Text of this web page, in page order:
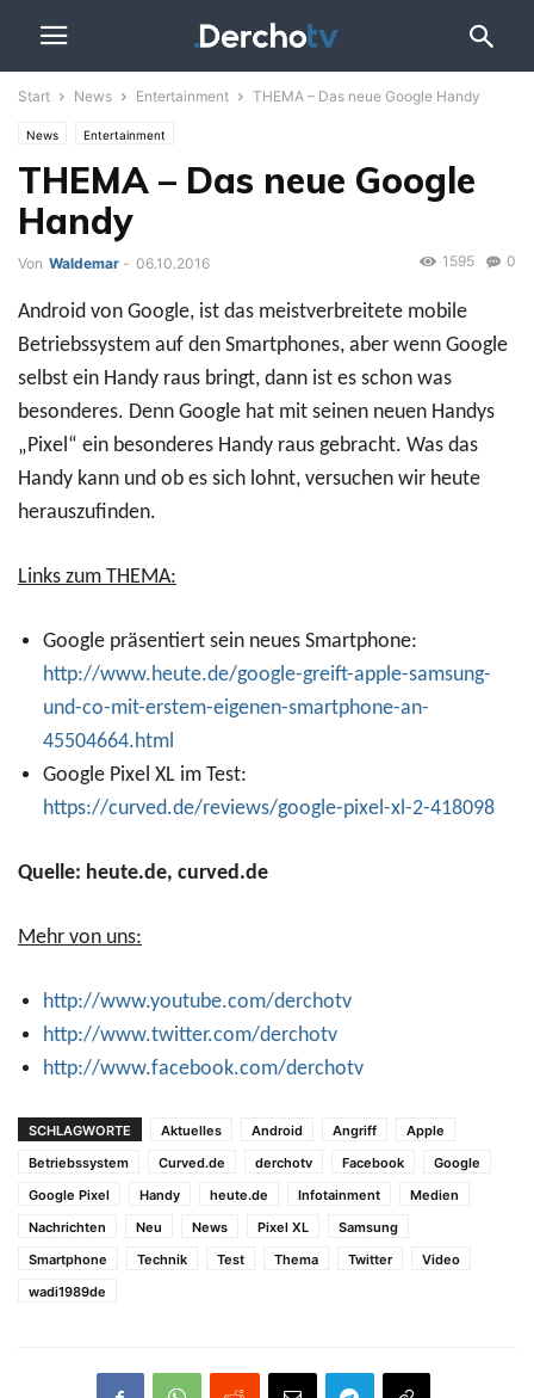
Start News Entertainment THEMA – Das neue Google Handy
News Entertainment
THEMA – Das neue Google
Handy
Von Waldemar - 06.10.2016 0
1595
Android von Google, ist das meistverbreitete mobile
Betriebssystem auf den Smartphones, aber wenn Google
selbst ein Handy raus bringt, dann ist es schon was
besonderes. Denn Google hat mit seinen neuen Handys
„Pixel“ ein besonderes Handy raus gebracht. Was das
Handy kann und ob es sich lohnt, versuchen wir heute
herauszufinden.
Links zum THEMA:
Google präsentiert sein neues Smartphone:
http://www.heute.de/google-greift-apple-samsung-
und-co-mit-erstem-eigenen-smartphone-an-
45504664.html
Google Pixel XL im Test:
https://curved.de/reviews/google-pixel-xl-2-418098
Quelle: heute.de, curved.de
Mehr von uns:
http://www.youtube.com/derchotv
http://www.twitter.com/derchotv
http://www.facebook.com/derchotv
SCHLAGWORTE Aktuelles Android Angriff
Apple
Betriebssystem
Curved.de derchotv Facebook
Google
Google Pixel
Handy heute.de Infotainment
Medien
Nachrichten
Neu News Pixel XL
Samsung
Smartphone
Technik Test Thema Twitter
Video
wadi1989de